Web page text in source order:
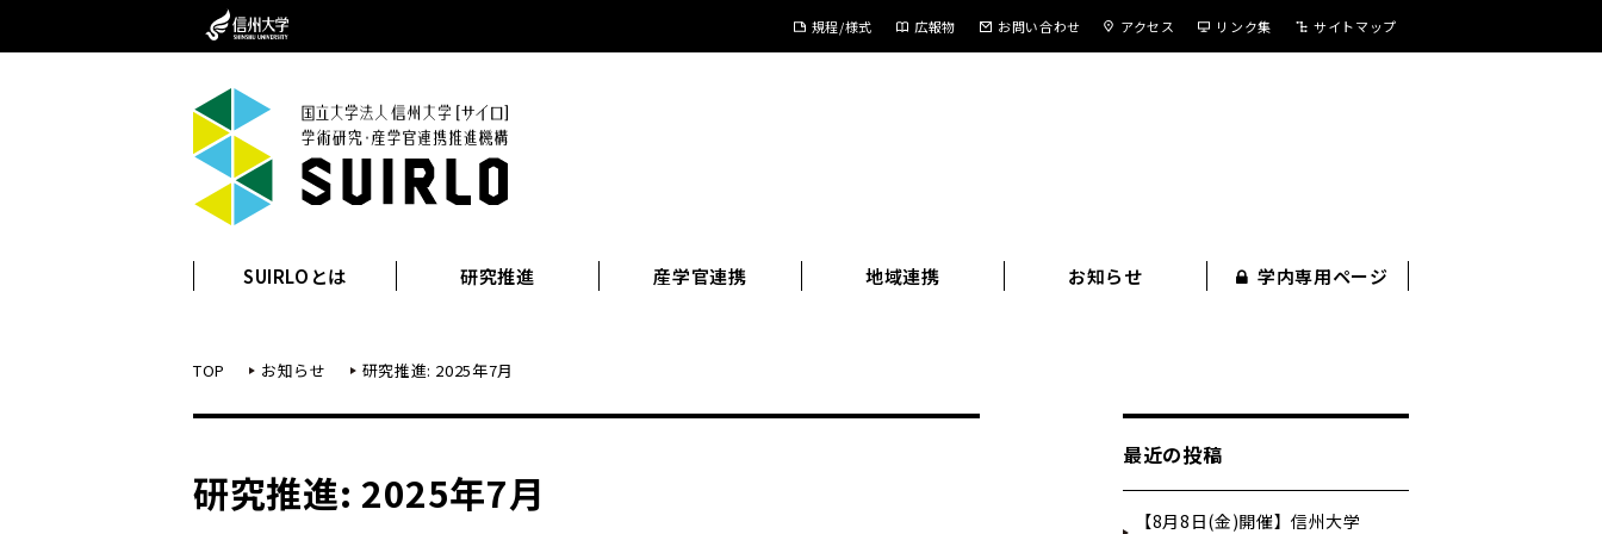
サイトマップ
リンク集
アクセス
お問い合わせ
広報物
規程/様式
SUIRLOとは 研究推進 産学官連携 地域連携 お知らせ 学内専用ページ
TOP お知らせ 研究推進: 2025年7月
研究推進: 2025年7月
最近の投稿
【8月8日(金)開催】信州大学